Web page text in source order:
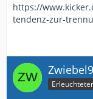
https://
tendenz-zur-
Erleuchteter